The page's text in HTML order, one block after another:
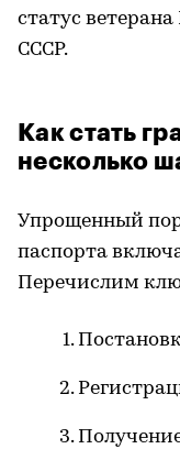
статус
СССР.
Как стать
несколько
Упрощенный
паспорта
Перечислим